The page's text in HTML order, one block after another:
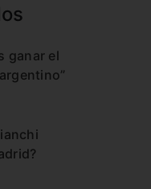
ganar el